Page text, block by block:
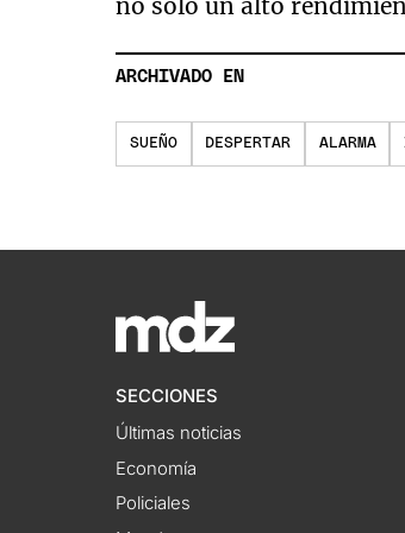
ARCHIVADO EN
SUEÑO DESPERTAR ALARMA
SECCIONES
Últimas noticias
Economía
Policiales